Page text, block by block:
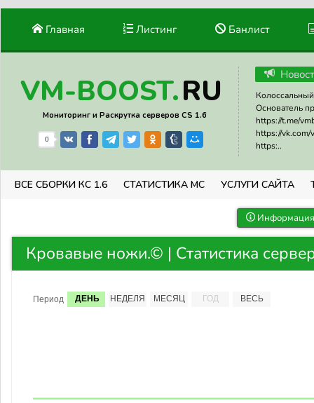
Главная Листинг Банлист
VM-BOOST.RU
Мониторинг и Раскрутка серверов CS 1.6
0
Основатель
https://t.me/
https://vk.com/
https:..
ВСЕ СБОРКИ КС 1.6 СТАТИСТИКА МС УСЛУГИ САЙТА
Кровавые ножи.© | Статистика
Период ДЕНЬ НЕДЕЛЯ МЕСЯЦ ГОД ВЕСЬ